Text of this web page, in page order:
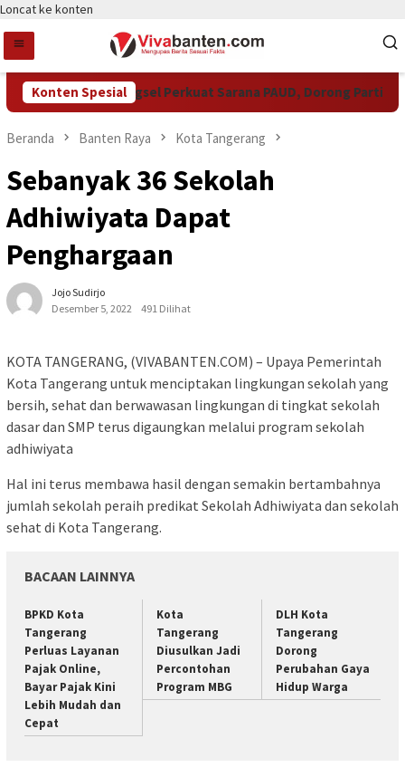
Loncat ke konten
Konten Spesial
Pemkot Tangsel Perkuat Sarana PAUD, Dorong Partisipasi
Beranda Banten Raya Kota Tangerang
Sebanyak 36 Sekolah
Adhiwiyata Dapat
Penghargaan
Jojo Sudirjo
Desember 5, 2022
491 Dilihat
KOTA TANGERANG, (VIVABANTEN.COM) – Upaya Pemerintah
Kota Tangerang untuk menciptakan lingkungan sekolah yang
bersih, sehat dan berwawasan lingkungan di tingkat sekolah
dasar dan SMP terus digaungkan melalui program sekolah
adhiwiyata
Hal ini terus membawa hasil dengan semakin bertambahnya
jumlah sekolah peraih predikat Sekolah Adhiwiyata dan sekolah
sehat di Kota Tangerang.
BACAAN LAINNYA
BPKD Kota
Tangerang
Perluas Layanan
Pajak Online,
Bayar Pajak Kini
Lebih Mudah dan
Cepat
Kota
Tangerang
Diusulkan Jadi
Percontohan
Program MBG
DLH Kota
Tangerang
Dorong
Perubahan Gaya
Hidup Warga